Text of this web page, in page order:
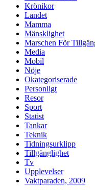
Krönikor
Landet
Mamma
Mänsklighet
Marschen För
Media
Mobil
Nöje
Okategoriserade
Personligt
Resor
Sport
Statist
Tankar
Teknik
Tidningsurklipp
Tillgänglighet
Tv
Upplevelser
Vaktparaden, 2009